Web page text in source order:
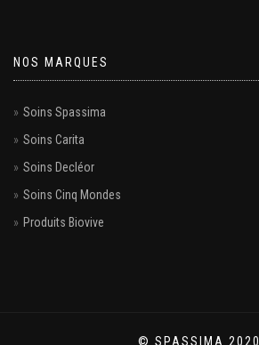
NOS MARQUES
Soins Spassima
Soins Carita
Soins Decléor
Soins Cinq Mondes
Produits Biovive
© SPASSIMA 2020